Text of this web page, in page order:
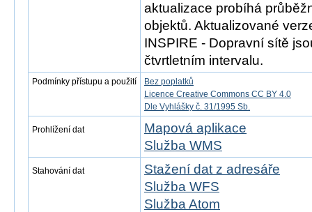
aktualizace probíhá
objektů. Aktualizované
INSPIRE - Dopravní sítě
čtvrtletním intervalu.
Podmínky přístupu a použití
Bez poplatků
Licence Creative Commons CC BY 4.0
Dle Vyhlášky č. 31/1995 Sb.
Prohlížení dat
Mapová aplikace
Služba WMS
Stahování dat
Stažení dat z adresáře
Služba WFS
Služba Atom